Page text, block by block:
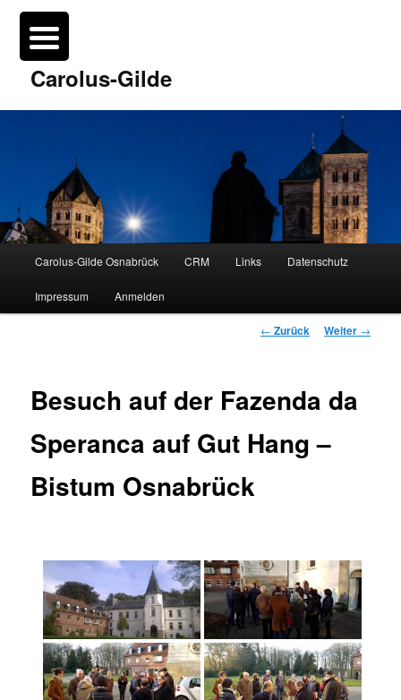
Carolus-Gilde
Zum
Inhalt
Carolus-Gilde Osnabrück CRM Links Datenschutz
Impressum Anmelden
Beitrags-
← Zurück Weiter →
Besuch auf der Fazenda da
Speranca auf Gut Hang –
Bistum Osnabrück
▼